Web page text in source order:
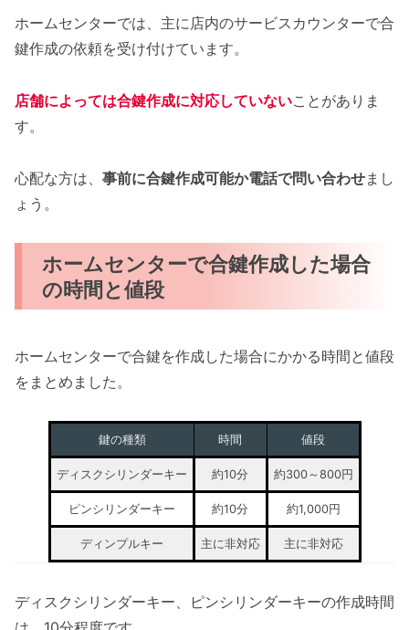
ホームセンターでは、主に店内のサービスカウンターで合
鍵作成の依頼を受け付けています。
店舗によっては合鍵作成に対応していないことがありま
す。
心配な方は、 事前に合鍵作成可能か電話で問い合わせまし
ょう。
ホームセンターで合鍵作成した場合
の時間と値段
ホームセンターで合鍵を作成した場合にかかる時間と値段
をまとめました。
鍵の種類 時間 値段
ディスクシリンダーキー 約10分 約300～800円
ピンシリンダーキー 約10分 約1,000円
ディンプルキー 主に非対応 主に非対応
ディスクシリンダーキー、ピンシリンダーキーの作成時間